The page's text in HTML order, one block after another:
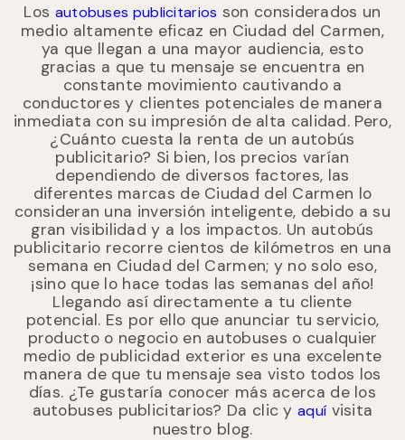
Los autobuses publicitarios son considerados un
medio altamente eficaz en Ciudad del Carmen,
ya que llegan a una mayor audiencia, esto
gracias a que tu mensaje se encuentra en
constante movimiento cautivando a
conductores y clientes potenciales de manera
inmediata con su impresión de alta calidad. Pero,
¿Cuánto cuesta la renta de un autobús
publicitario? Si bien, los precios varían
dependiendo de diversos factores, las
diferentes marcas de Ciudad del Carmen lo
consideran una inversión inteligente, debido a su
gran visibilidad y a los impactos. Un autobús
publicitario recorre cientos de kilómetros en una
semana en Ciudad del Carmen; y no solo eso,
¡sino que lo hace todas las semanas del año!
Llegando así directamente a tu cliente
potencial. Es por ello que anunciar tu servicio,
producto o negocio en autobuses o cualquier
medio de publicidad exterior es una excelente
manera de que tu mensaje sea visto todos los
días. ¿Te gustaría conocer más acerca de los
autobuses publicitarios? Da clic yaquí visita
nuestro blog.